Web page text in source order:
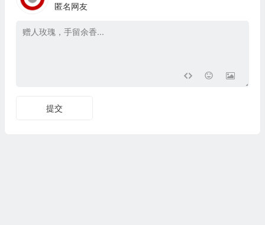
匿名网友
提交